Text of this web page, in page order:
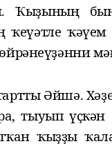
Ҡыҙының
ҡеүәтле ҡәүем
нни
Әйшә.
тыуып
ҡыҙҙы